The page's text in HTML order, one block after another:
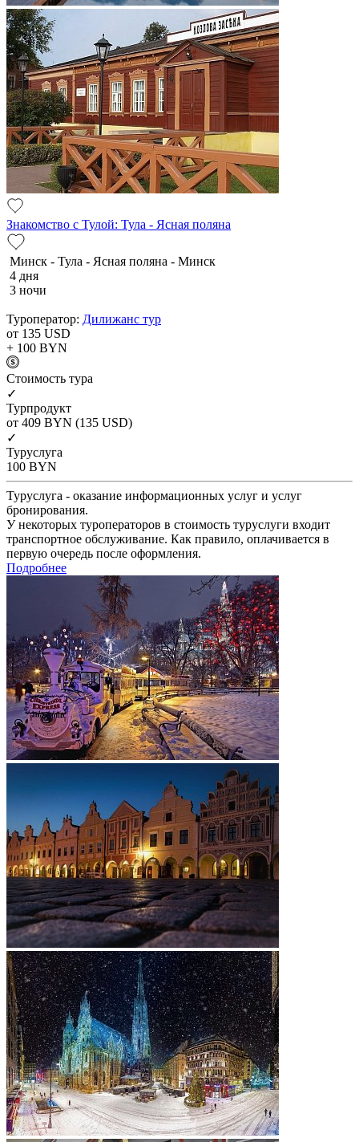
Знакомство с Тулой: Тула - Ясная поляна
Минск - Тула - Ясная поляна - Минск
4 дня
3 ночи
Туроператор: Дилижанс тур
от 135 USD
+ 100 BYN
Cтоимость тура
✓
Турпродукт
от 409 BYN (135 USD)
✓
Туруслуга
100 BYN
Туруслуга - оказание информационных услуг и услуг
бронирования.
У некоторых туроператоров в стоимость туруслуги входит
транспортное обслуживание. Как правило, оплачивается в
первую очередь после оформления.
Подробнее